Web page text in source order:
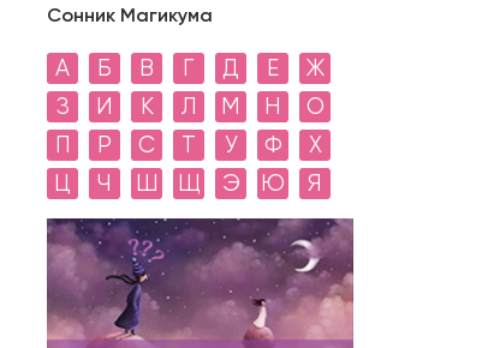
Сонник Магикума
А Б В Г Д Е
Ж
З
И К Л М Н
О
П
Р С Т У Ф
Х
Ц
Ч Ш Щ Э Ю Я